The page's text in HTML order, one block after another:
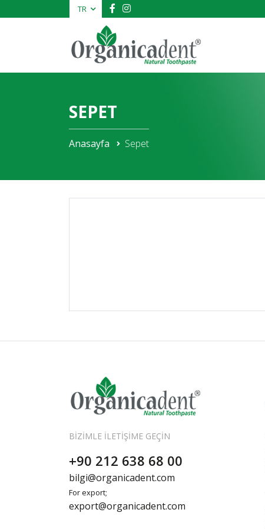
TR
SEPET
Anasayfa Sepet
BIZIMLE İLETIŞIME GEÇIN
+90 212 638 68 00
bilgi@organicadent.com
For export;
export@organicadent.com